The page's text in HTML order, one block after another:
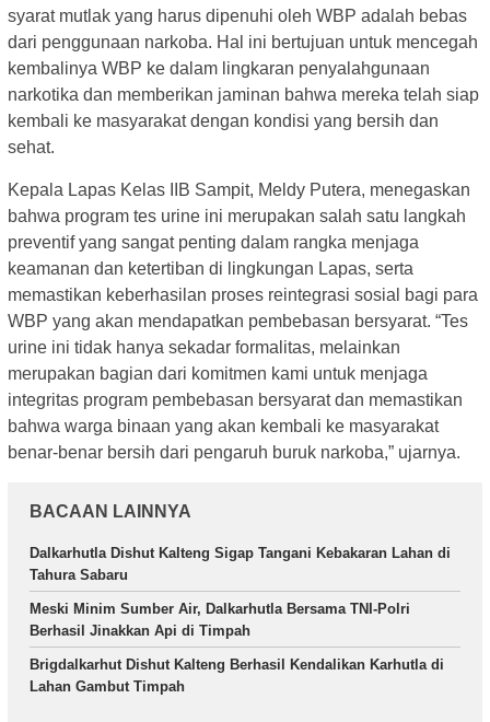
syarat mutlak yang harus dipenuhi oleh WBP adalah bebas
dari penggunaan narkoba. Hal ini bertujuan untuk mencegah
kembalinya WBP ke dalam lingkaran penyalahgunaan
narkotika dan memberikan jaminan bahwa mereka telah siap
kembali ke masyarakat dengan kondisi yang bersih dan
sehat.
Kepala Lapas Kelas IIB Sampit, Meldy Putera, menegaskan
bahwa program tes urine ini merupakan salah satu langkah
preventif yang sangat penting dalam rangka menjaga
keamanan dan ketertiban di lingkungan Lapas, serta
memastikan keberhasilan proses reintegrasi sosial bagi para
WBP yang akan mendapatkan pembebasan bersyarat. “Tes
urine ini tidak hanya sekadar formalitas, melainkan
merupakan bagian dari komitmen kami untuk menjaga
integritas program pembebasan bersyarat dan memastikan
bahwa warga binaan yang akan kembali ke masyarakat
benar-benar bersih dari pengaruh buruk narkoba,” ujarnya.
BACAAN LAINNYA
Dalkarhutla Dishut Kalteng Sigap Tangani Kebakaran Lahan di
Tahura Sabaru
Meski Minim Sumber Air, Dalkarhutla Bersama TNI-Polri
Berhasil Jinakkan Api di Timpah
Brigdalkarhut Dishut Kalteng Berhasil Kendalikan Karhutla di
Lahan Gambut Timpah